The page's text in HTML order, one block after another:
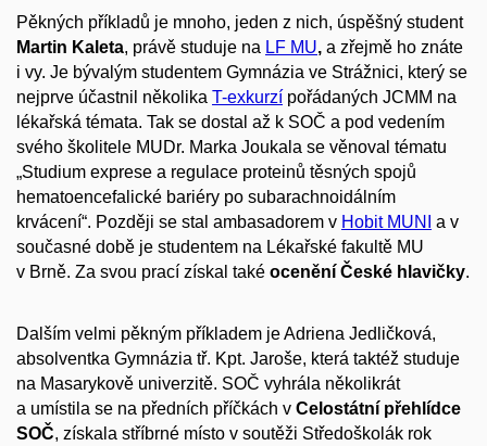
Pěkných příkladů je mnoho, jeden z nich, úspěšný student
Martin Kaleta, právě studuje na LF MU, a zřejmě ho znáte
i vy. Je bývalým studentem Gymnázia ve Strážnici, který se
nejprve účastnil několika T-exkurzí pořádaných JCMM na
lékařská témata. Tak se dostal až k SOČ a pod vedením
svého školitele MUDr. Marka Joukala se věnoval tématu
„Studium exprese a regulace proteinů těsných spojů
hematoencefalické bariéry po subarachnoidálním
krvácení“. Později se stal ambasadorem v Hobit MUNI
a v
současné době je studentem na Lékařské fakultě MU
v Brně. Za svou prací získal také ocenění České hlavičky.
Dalším velmi pěkným příkladem je Adriena Jedličková,
absolventka Gymnázia tř. Kpt. Jaroše, která taktéž studuje
na Masarykově univerzitě. SOČ vyhrála několikrát
a umístila se na předních příčkách v Celostátní přehlídce
SOČ, získala stříbrné místo v soutěži Středoškolák rok